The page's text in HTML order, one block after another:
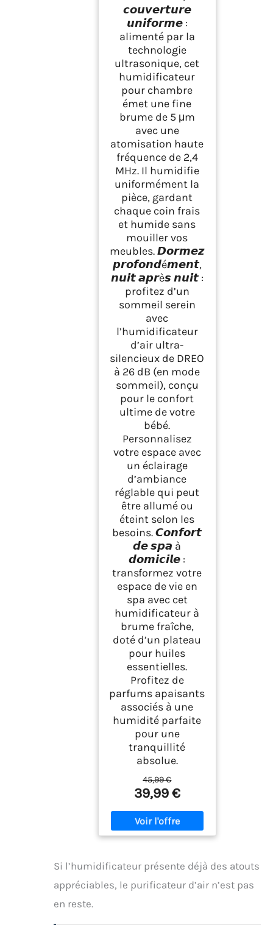
𝙘𝙤𝙪𝙫𝙚𝙧𝙩𝙪𝙧𝙚
𝙪𝙣𝙞𝙛𝙤𝙧𝙢𝙚 :
alimenté par la
technologie
ultrasonique, cet
humidificateur
pour chambre
émet une fine
brume de 5 μm
avec une
atomisation haute
fréquence de 2,4
MHz. Il humidifie
uniformément la
pièce, gardant
chaque coin frais
et humide sans
mouiller vos
meubles. 𝘿𝙤𝙧𝙢𝙚𝙯
𝙥𝙧𝙤𝙛𝙤𝙣𝙙é𝙢𝙚𝙣𝙩,
𝙣𝙪𝙞𝙩 𝙖𝙥𝙧è𝙨 𝙣𝙪𝙞𝙩 :
profitez d’un
sommeil serein
avec
l’humidificateur
d’air ultra-
silencieux de DREO
à 26 dB (en mode
sommeil), conçu
pour le confort
ultime de votre
bébé.
Personnalisez
votre espace avec
un éclairage
d’ambiance
réglable qui peut
être allumé ou
éteint selon les
besoins. 𝘾𝙤𝙣𝙛𝙤𝙧𝙩
𝙙𝙚 𝙨𝙥𝙖 à
𝙙𝙤𝙢𝙞𝙘𝙞𝙡𝙚 :
transformez votre
espace de vie en
spa avec cet
humidificateur à
brume fraîche,
doté d’un plateau
pour huiles
essentielles.
Profitez de
parfums apaisants
associés à une
humidité parfaite
pour une
tranquillité
absolue.
45,99 €
39,99 €
Si l’humidificateur présente déjà des atouts
appréciables, le purificateur d’air n’est pas
en reste.